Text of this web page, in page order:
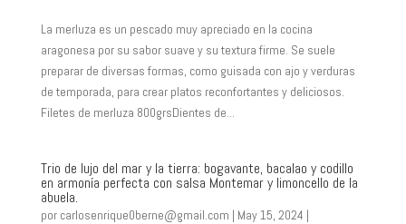
La merluza es un pescado muy apreciado en la cocina
aragonesa por su sabor suave y su textura firme. Se suele
preparar de diversas formas, como guisada con ajo y verduras
de temporada, para crear platos reconfortantes y deliciosos.
Filetes de merluza 800grsDientes de...
Trio de lujo del mar y la tierra: bogavante, bacalao y codillo
en armonía perfecta con salsa Montemar y limoncello de la
abuela.
por carlosenrique0berne@gmail.com | May 15, 2024 |